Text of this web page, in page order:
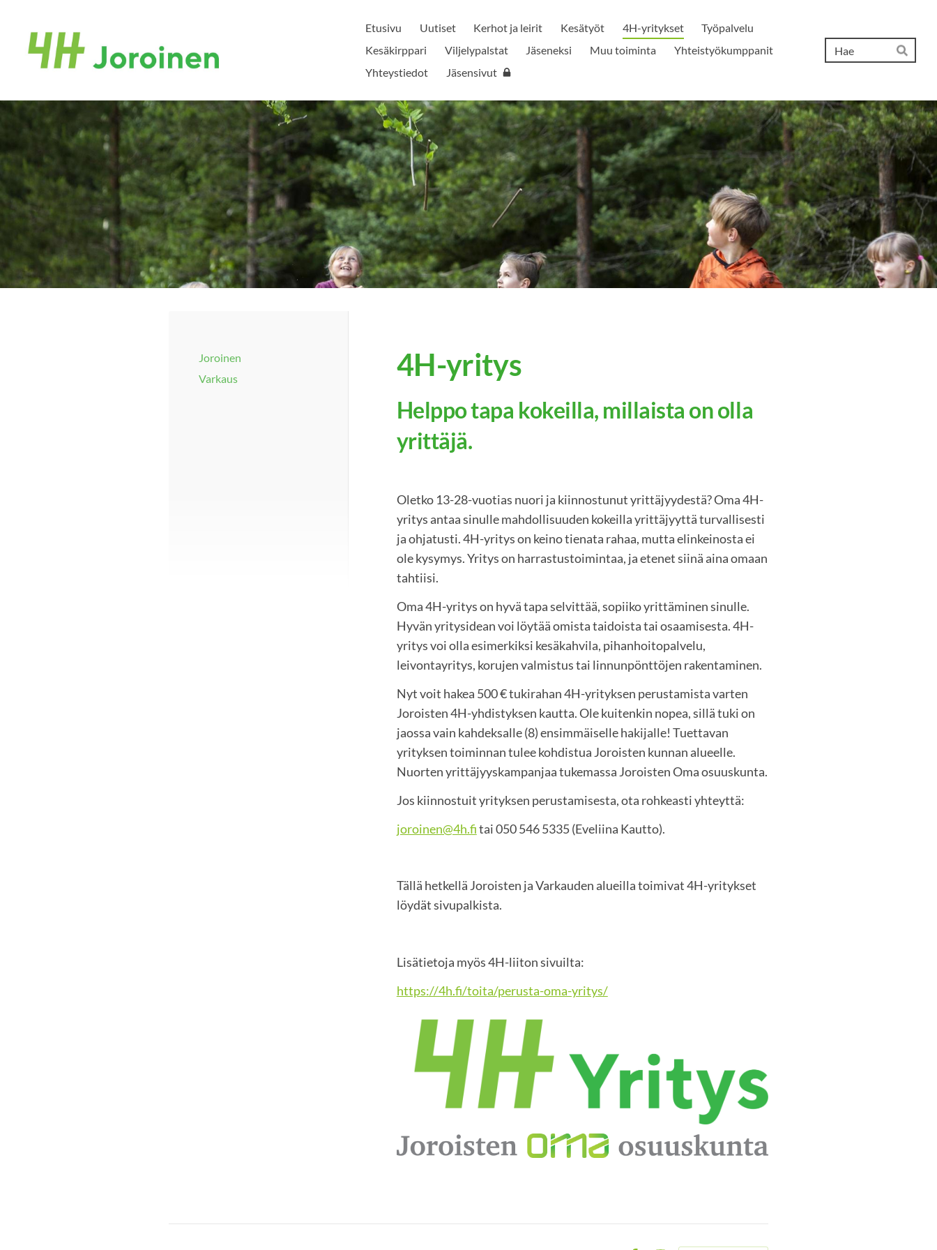
sivun
sisältöön
Joroisten 4H-yhdistys ry.
Etusivu Uutiset Kerhot ja leirit Kesätyöt 4H-yritykset
Työpalvelu
Kesäkirppari
Viljelypalstat Jäseneksi Muu toiminta
Yhteistyökumppanit
Yhteystiedot
Jäsensivut
Hae
Joroinen
Varkaus
4H-yritys
Helppo tapa kokeilla, millaista on olla
yrittäjä.
Oletko 13-28-vuotias nuori ja kiinnostunut yrittäjyydestä? Oma 4H-
yritys antaa sinulle mahdollisuuden kokeilla yrittäjyyttä turvallisesti
ja ohjatusti. 4H-yritys on keino tienata rahaa, mutta elinkeinosta ei
ole kysymys. Yritys on harrastustoimintaa, ja etenet siinä aina omaan
tahtiisi.
Oma 4H-yritys on hyvä tapa selvittää, sopiiko yrittäminen sinulle.
Hyvän yritysidean voi löytää omista taidoista tai osaamisesta. 4H-
yritys voi olla esimerkiksi kesäkahvila, pihanhoitopalvelu,
leivontayritys, korujen valmistus tai linnunpönttöjen rakentaminen.
Nyt voit hakea 500 € tukirahan 4H-yrityksen perustamista varten
Joroisten 4H-yhdistyksen kautta. Ole kuitenkin nopea, sillä tuki on
jaossa vain kahdeksalle (8) ensimmäiselle hakijalle! Tuettavan
yrityksen toiminnan tulee kohdistua Joroisten kunnan alueelle.
Nuorten yrittäjyyskampanjaa tukemassa Joroisten Oma osuuskunta.
Jos kiinnostuit yrityksen perustamisesta, ota rohkeasti yhteyttä:
joroinen@4h.fitai 050 546 5335 (Eveliina Kautto).
Tällä hetkellä Joroisten ja Varkauden alueilla toimivat 4H-yritykset
löydät sivupalkista.
Lisätietoja myös 4H-liiton sivuilta:
https://4h.fi/toita/perusta-oma-yritys/